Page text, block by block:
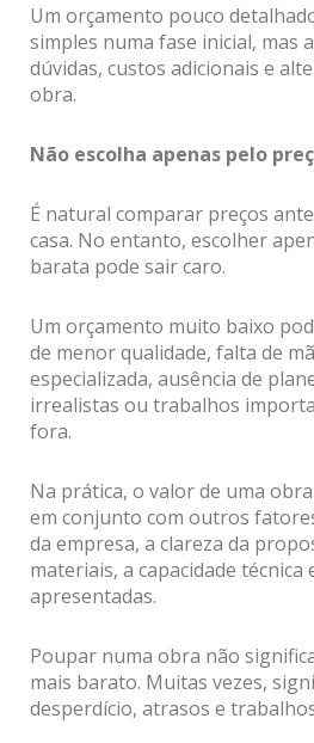
Um orçamento pouco
simples numa fase inicial, mas
dúvidas, custos adicionais e
obra.
Não escolha apenas pelo
É natural comparar preços
casa. No entanto, escolher
barata pode sair caro.
Um orçamento muito baixo
de menor qualidade, falta de
especializada, ausência de
irrealistas ou trabalhos
fora.
Na prática, o valor de uma
em conjunto com outros
da empresa, a clareza da
materiais, a capacidade técnica
apresentadas.
Poupar numa obra não
mais barato. Muitas vezes,
desperdício, atrasos e